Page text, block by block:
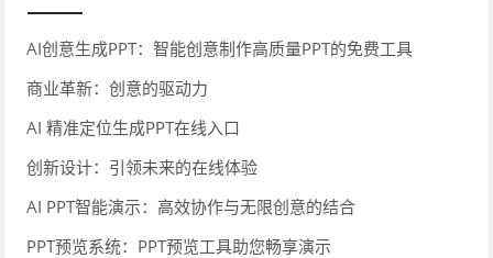
AI创意生成PPT：智能创意制作高质量PPT的免费工具
商业革新：创意的驱动力
AI 精准定位生成PPT在线入口
创新设计：引领未来的在线体验
AI PPT智能演示：高效协作与无限创意的结合
PPT预览系统：PPT预览工具助您畅享演示